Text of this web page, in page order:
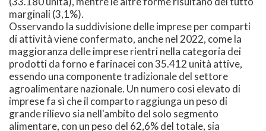
marginali (3,1%).
Osservando la suddivisione delle imprese per comparti
di attività viene confermato, anche nel 2022, come la
maggioranza delle imprese rientri nella categoria dei
prodotti da forno e farinacei con 35.412 unità attive,
essendo una componente tradizionale del settore
agroalimentare nazionale. Un numero così elevato di
imprese fa sì che il comparto raggiunga un peso di
grande rilievo sia nell'ambito del solo segmento
alimentare, con un peso del 62,6% del totale, sia